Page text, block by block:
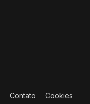
Contato Cookies